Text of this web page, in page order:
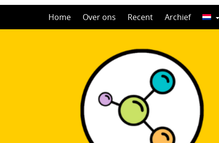
naar
Home Over ons Recent Archief